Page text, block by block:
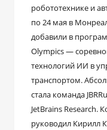
робототехнике и
по 24 мая в
добавили в
Olympics —
технологий ИИ в
транспортом.
стала команда
JetBrains Research.
руководил Кирилл